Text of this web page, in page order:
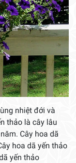
nhiệt đới và
thảo là cây lâu
Cây hoa dã
hoa dã yến thảo
yến thảo